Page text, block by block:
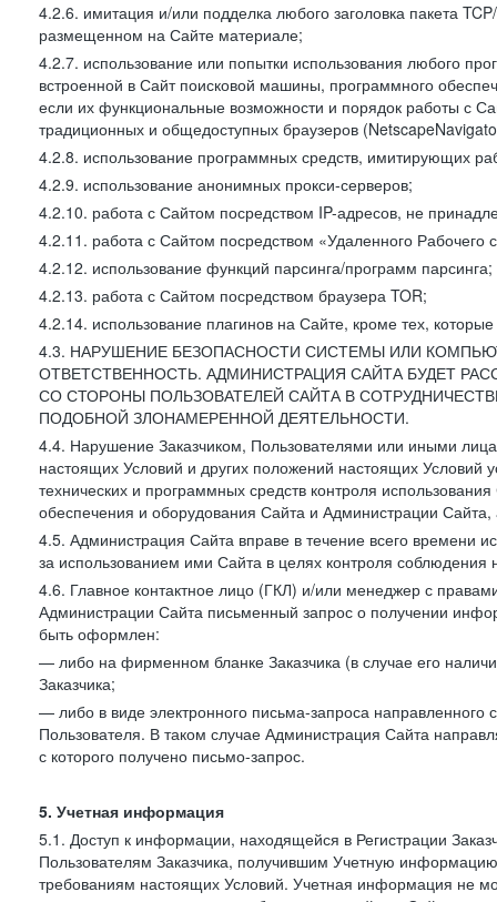
4.2.6. имитация и/или подделка любого заголовка пакета
размещенном на Сайте материале;
4.2.7. использование или попытки использования любого
встроенной в Сайт поисковой машины, программного
если их функциональные возможности и порядок работы с
традиционных и общедоступных браузеров
4.2.8. использование программных средств, имитирующих
4.2.9. использование анонимных прокси-серверов;
4.2.10. работа с Сайтом посредством IP-адресов, не
4.2.11. работа с Сайтом посредством «Удаленного Рабочего
4.2.12. использование функций парсинга/программ парсинга;
4.2.13. работа с Сайтом посредством браузера TOR;
4.2.14. использование плагинов на Сайте, кроме тех,
4.3. НАРУШЕНИЕ БЕЗОПАСНОСТИ СИСТЕМЫ ИЛИ
ОТВЕТСТВЕННОСТЬ. АДМИНИСТРАЦИЯ САЙТА БУДЕТ
СО СТОРОНЫ ПОЛЬЗОВАТЕЛЕЙ САЙТА В
ПОДОБНОЙ ЗЛОНАМЕРЕННОЙ ДЕЯТЕЛЬНОСТИ.
4.4. Нарушение Заказчиком, Пользователями или иными
настоящих Условий и других положений настоящих Условий
технических и программных средств контроля
обеспечения и оборудования Сайта и Администрации
4.5. Администрация Сайта вправе в течение всего времени
за использованием ими Сайта в целях контроля
4.6. Главное контактное лицо (ГКЛ) и/или менеджер с
Администрации Сайта письменный запрос о получении
быть оформлен:
— либо на фирменном бланке Заказчика (в случае его
Заказчика;
— либо в виде электронного письма-запроса направленного
Пользователя. В таком случае Администрация Сайта
с которого получено письмо-запрос.
5. Учетная информация
5.1. Доступ к информации, находящейся в Регистрации
Пользователям Заказчика, получившим Учетную
требованиям настоящих Условий. Учетная информация не